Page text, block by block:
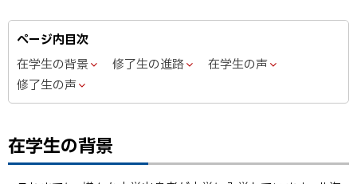
る
ページ内目次
在学生の背景
修了生の進路
在学生の声
修了生の声
在学生の背景